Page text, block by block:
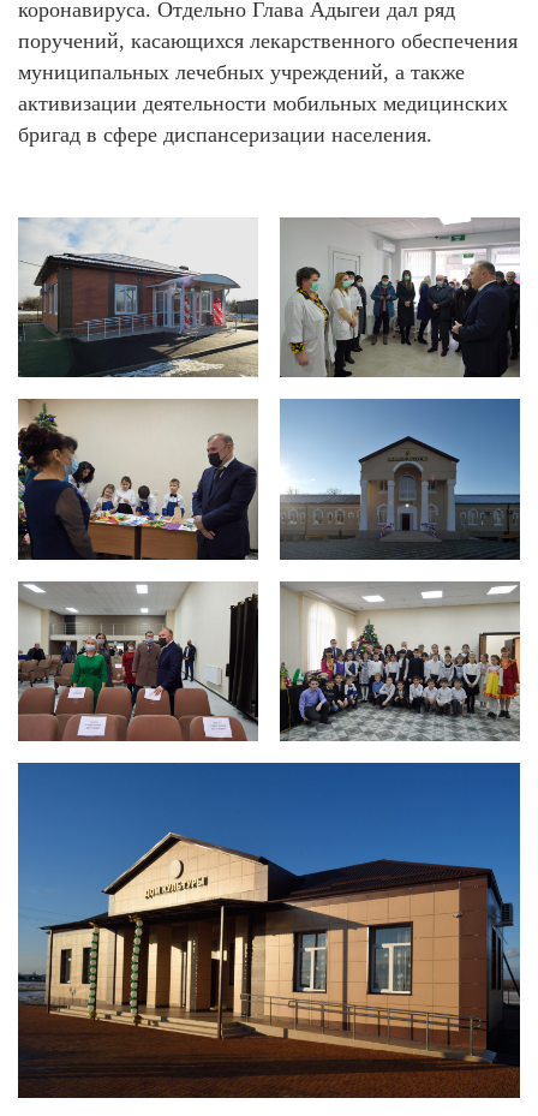
коронавируса. Отдельно Глава Адыгеи дал ряд
поручений, касающихся лекарственного обеспечения
муниципальных лечебных учреждений, а также
активизации деятельности мобильных медицинских
бригад в сфере диспансеризации населения.